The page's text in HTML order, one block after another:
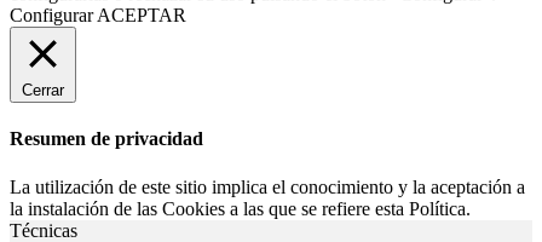
Configurar ACEPTAR
Cerrar
Resumen de privacidad
La utilización de este sitio implica el conocimiento y la aceptación a
la instalación de las Cookies a las que se refiere esta Política.
Técnicas